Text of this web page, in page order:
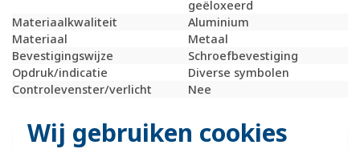
Wij gebruiken cookies
geëloxeerd
Materiaalkwaliteit
Aluminium
Materiaal
Metaal
Bevestigingswijze
Schroefbevestiging
Opdruk/indicatie
Diverse symbolen
Controlevenster/verlicht
Nee
(vergelijkbaar)
Met indicatieveld
Nee